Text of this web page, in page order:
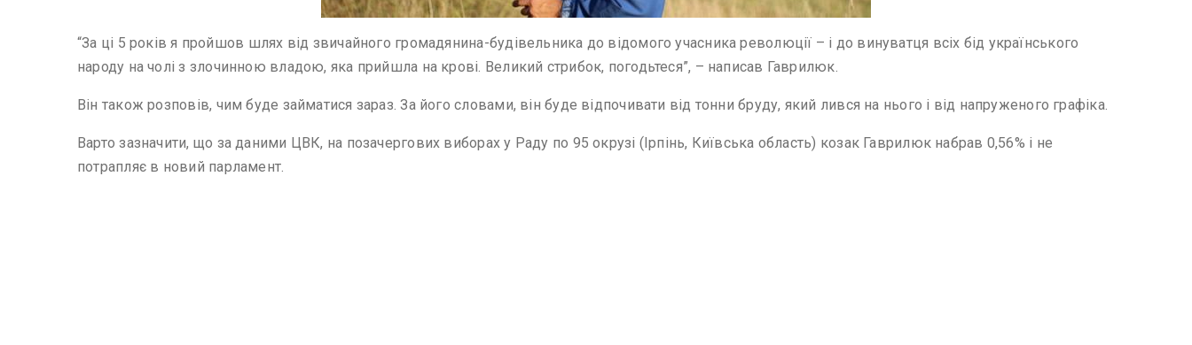
“За ці 5 років я пройшов шлях від звичайного громадянина-будівельника до відомого учасника революції – і до винуватця всіх бід українського
народу на чолі з злочинною владою, яка прийшла на крові. Великий стрибок, погодьтеся”, – написав Гаврилюк.
Він також розповів, чим буде займатися зараз. За його словами, він буде відпочивати від тонни бруду, який лився на нього і від напруженого графіка.
Варто зазначити, що за даними ЦВК, на позачергових виборах у Раду по 95 окрузі (Ірпінь, Київська область) козак Гаврилюк набрав 0,56% і не
потрапляє в новий парламент.